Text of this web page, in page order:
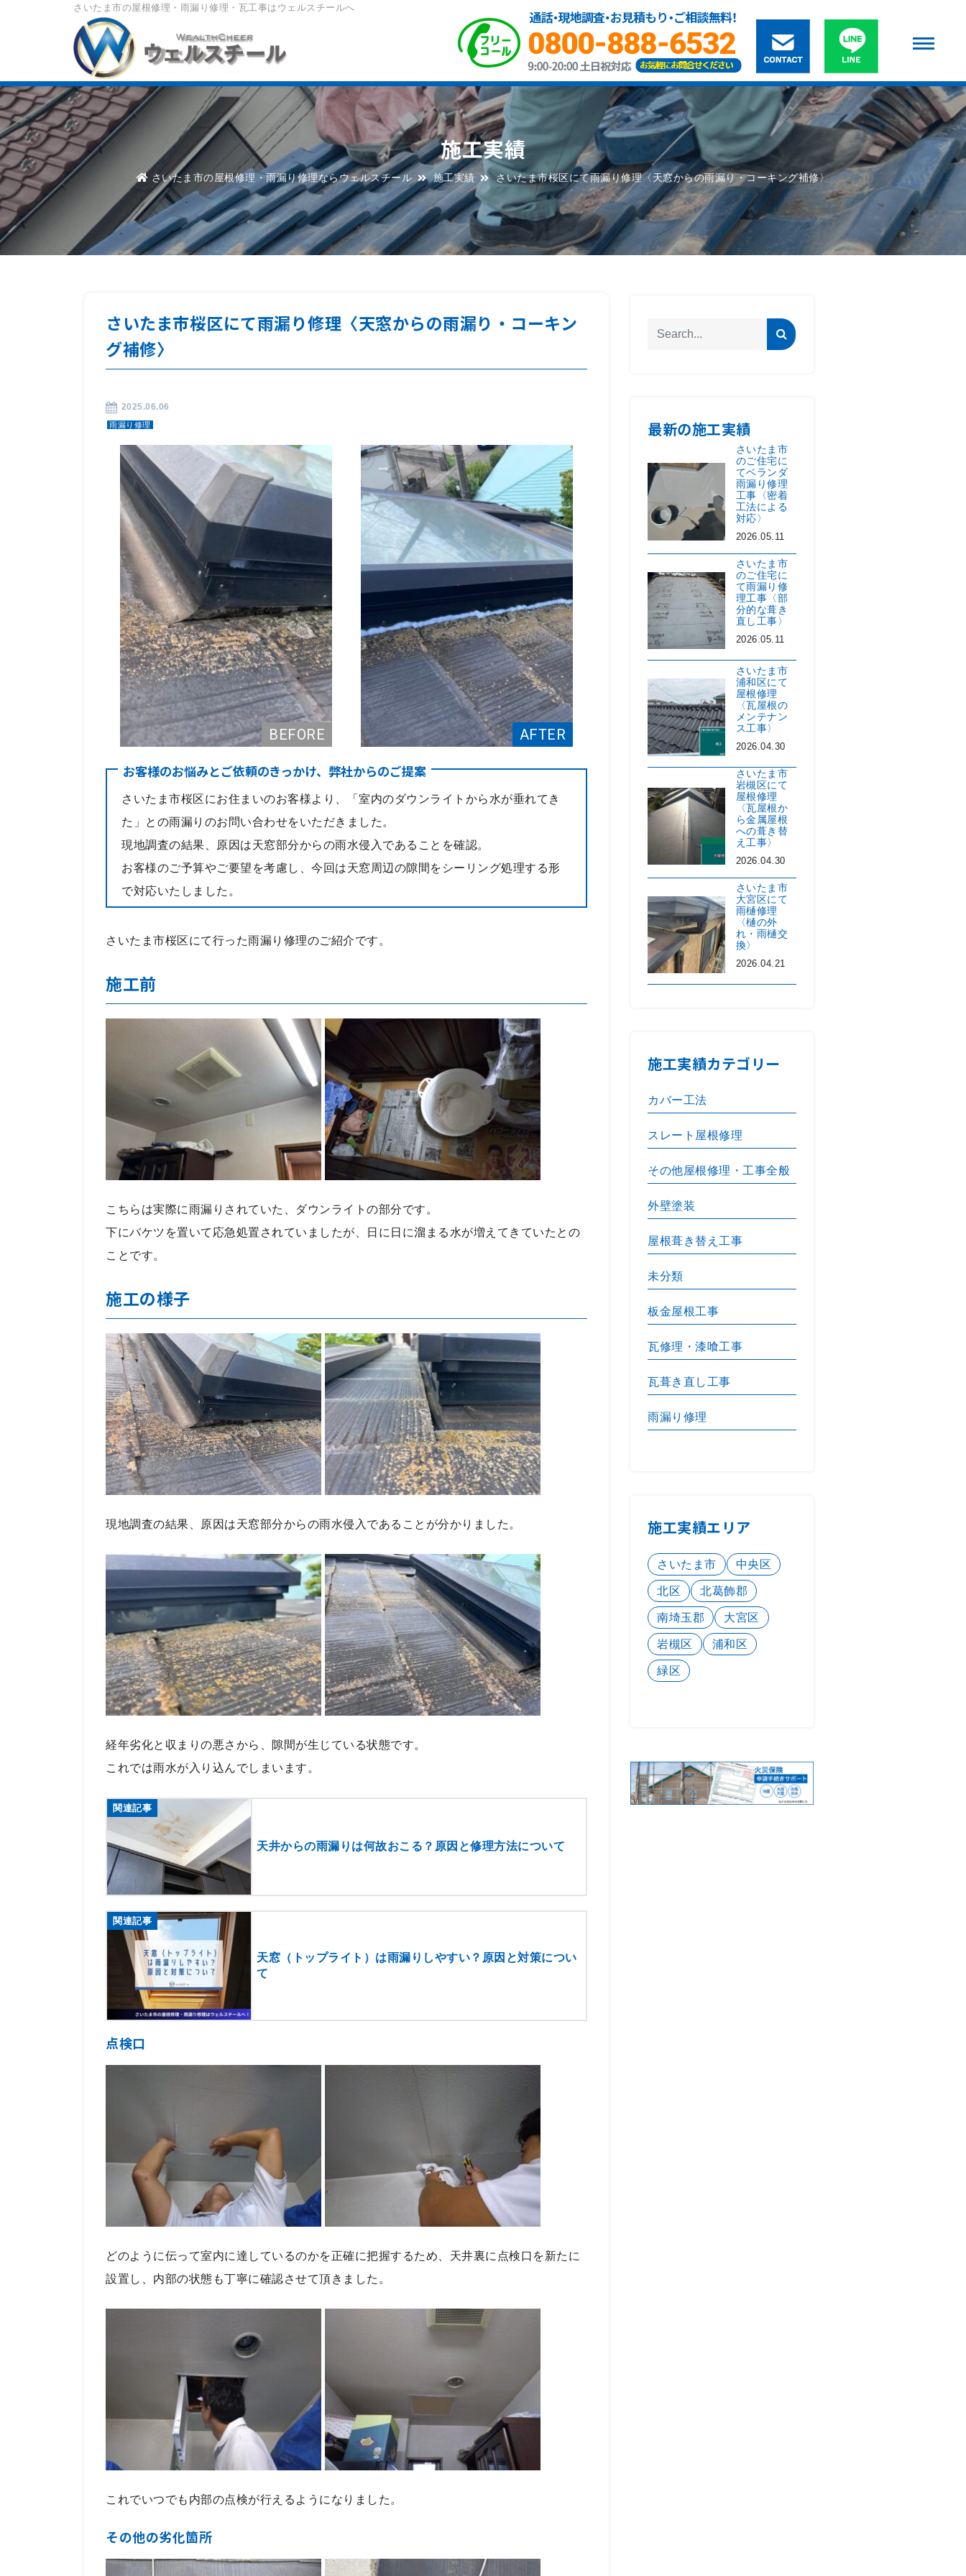
さいたま市の屋根修理・雨漏り修理・瓦工事はウェルスチールへ
施工実績
さいたま市の屋根修理・雨漏り修理ならウェルスチール 施工実績 さいたま市桜区にて雨漏り修理〈天窓からの雨漏り・コーキング補修〉
さいたま市桜区にて雨漏り修理〈天窓からの雨漏り・コーキン
グ補修〉
2025.06.06
雨漏り修理
お客様のお悩みとご依頼のきっかけ、弊社からのご提案
さいたま市桜区にお住まいのお客様より、「室内のダウンライトから水が垂れてき
た」との雨漏りのお問い合わせをいただきました。
現地調査の結果、原因は天窓部分からの雨水侵入であることを確認。
お客様のご予算やご要望を考慮し、今回は天窓周辺の隙間をシーリング処理する形
で対応いたしました。
さいたま市桜区にて行った雨漏り修理のご紹介です。
施工前
こちらは実際に雨漏りされていた、ダウンライトの部分です。
下にバケツを置いて応急処置されていましたが、日に日に溜まる水が増えてきていたとの
ことです。
施工の様子
現地調査の結果、原因は天窓部分からの雨水侵入であることが分かりました。
経年劣化と収まりの悪さから、隙間が生じている状態です。
これでは雨水が入り込んでしまいます。
関連記事
天井からの雨漏りは何故おこる？原因と修理方法について
関連記事
天窓（トップライト）は雨漏りしやすい？原因と対策につい
て
点検口
どのように伝って室内に達しているのかを正確に把握するため、天井裏に点検口を新たに
設置し、内部の状態も丁寧に確認させて頂きました。
これでいつでも内部の点検が行えるようになりました。
その他の劣化箇所
最新の施工実績
さいたま市
のご住宅に
てベランダ
雨漏り修理
工事〈密着
工法による
対応〉
2026.05.11
さいたま市
のご住宅に
て雨漏り修
理工事〈部
分的な葺き
直し工事〉
2026.05.11
さいたま市
浦和区にて
屋根修理
〈瓦屋根の
メンテナン
ス工事〉
2026.04.30
さいたま市
岩槻区にて
屋根修理
〈瓦屋根か
ら金属屋根
への葺き替
え工事〉
2026.04.30
さいたま市
大宮区にて
雨樋修理
〈樋の外
れ・雨樋交
換〉
2026.04.21
施工実績カテゴリー
カバー工法
スレート屋根修理
その他屋根修理・工事全般
外壁塗装
屋根葺き替え工事
未分類
板金屋根工事
瓦修理・漆喰工事
瓦葺き直し工事
雨漏り修理
施工実績エリア
さいたま市 中央区
北区 北葛飾郡
南埼玉郡 大宮区
岩槻区 浦和区
緑区